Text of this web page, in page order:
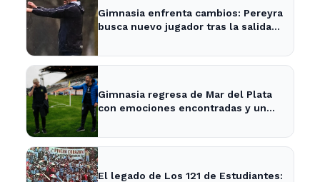
Gimnasia enfrenta cambios: Pereyra
busca nuevo jugador tras la salida
Gimnasia regresa de Mar del Plata
con emociones encontradas y un
El legado de Los 121 de Estudiantes: